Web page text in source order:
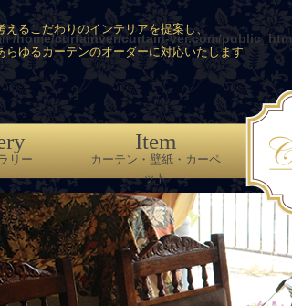
/home/curtainver/curtain-ver.com/
るこだわりのインテリアを提案し、
らゆるカーテンのオーダーに対応いたします
リー
Item
カーテン・壁紙・カーペ
ット